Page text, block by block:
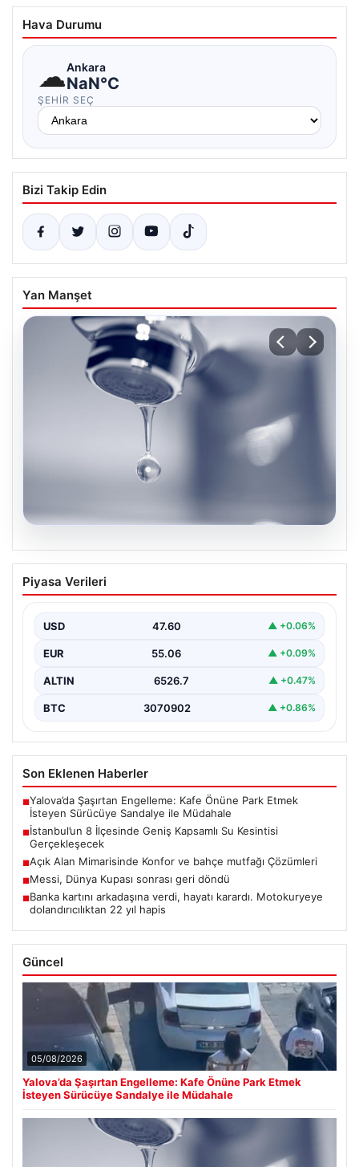
Hava Durumu
☁Ankara
NaN°C
ŞEHIR SEÇ
Bizi Takip Edin
Yan Manşet
İstanbul’un 8 İlçesinde Geniş Kapsamlı
Su Kesintisi Gerçekleşecek
önemli altyapı yenileme çalışmaları kapsamında şehrin…
Piyasa Verileri
USD 47.60 ▲ +0.06%
EUR 55.06 ▲ +0.09%
ALTIN 6526.7 ▲ +0.47%
BTC 3070902 ▲ +0.86%
Son Eklenen Haberler
■Yalova’da Şaşırtan Engelleme: Kafe Önüne Park Etmek
İsteyen Sürücüye Sandalye ile Müdahale
■İstanbul’un 8 İlçesinde Geniş Kapsamlı Su Kesintisi
Gerçekleşecek
■Açık Alan Mimarisinde Konfor ve bahçe mutfağı Çözümleri
■Messi, Dünya Kupası sonrası geri döndü
■Banka kartını arkadaşına verdi, hayatı karardı. Motokuryeye
dolandırıcılıktan 22 yıl hapis
Güncel
05/08/2026
Yalova’da Şaşırtan Engelleme: Kafe Önüne Park Etmek
İsteyen Sürücüye Sandalye ile Müdahale